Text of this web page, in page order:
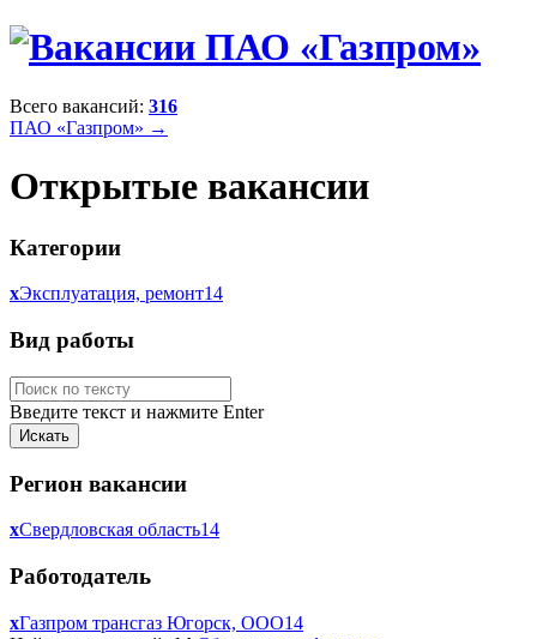
Всего вакансий: 316
ПАО «Газпром» →
Открытые вакансии
Категории
xЭксплуатация, ремонт14
Вид работы
Введите текст и нажмите Enter
Регион вакансии
xСвердловская область14
Работодатель
xГазпром трансгаз Югорск, ООО14